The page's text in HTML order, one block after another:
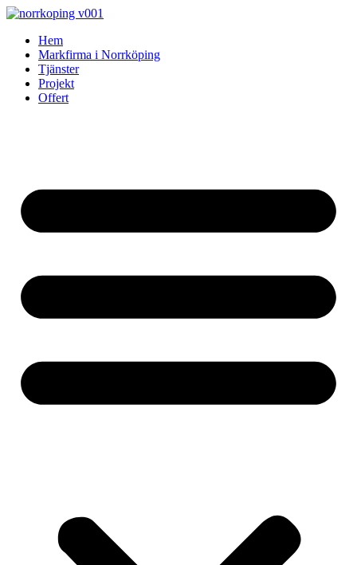
Skip
contentHem
Markfirma i Norrköping
Tjänster
Projekt
Offert